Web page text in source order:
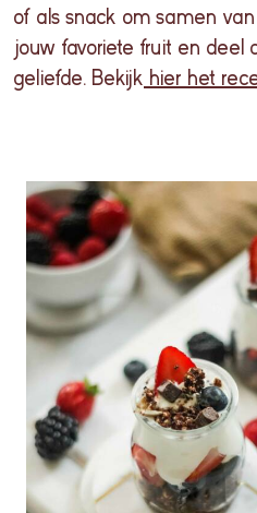
of als snack om samen van
jouw favoriete fruit en deel
geliefde. Bekijk hier het